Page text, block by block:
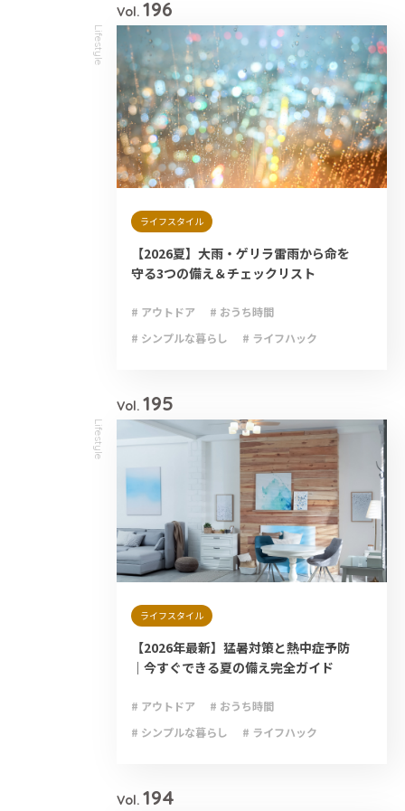
Lifestyle
Vol. 196
ライフスタイル
【2026夏】大雨・ゲリラ雷雨から命を
守る3つの備え＆チェックリスト
# アウトドア
# おうち時間
# シンプルな暮らし
# ライフハック
Lifestyle
Vol. 195
ライフスタイル
【2026年最新】猛暑対策と熱中症予防
｜今すぐできる夏の備え完全ガイド
# アウトドア
# おうち時間
# シンプルな暮らし
# ライフハック
Vol. 194